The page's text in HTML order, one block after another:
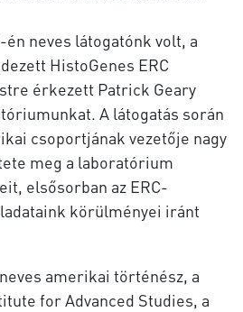
én neves látogatónk volt, a
HistoGenes ERC
érkezett Patrick Geary
A látogatás során
csoportjának vezetője nagy
meg a laboratórium
elsősorban az ERC-
körülményei iránt
amerikai történész, a
for Advanced Studies, a